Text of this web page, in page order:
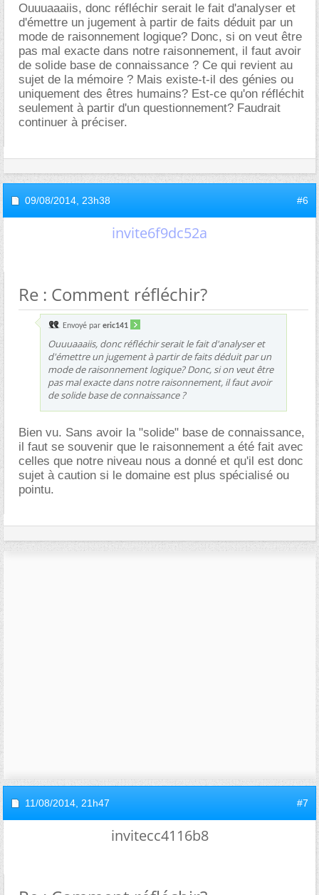
Ouuuaaaiis, donc réfléchir serait le fait d'analyser et
d'émettre un jugement à partir de faits déduit par un
mode de raisonnement logique? Donc, si on veut être
pas mal exacte dans notre raisonnement, il faut avoir
de solide base de connaissance ? Ce qui revient au
sujet de la mémoire ? Mais existe-t-il des génies ou
uniquement des êtres humains? Est-ce qu'on réfléchit
seulement à partir d'un questionnement? Faudrait
continuer à préciser.
09/08/2014, 23h38 #6
invite6f9dc52a
Re : Comment réfléchir?
Envoyé par eric141
Ouuuaaaiis, donc réfléchir serait le fait d'analyser et
d'émettre un jugement à partir de faits déduit par un
mode de raisonnement logique? Donc, si on veut être
pas mal exacte dans notre raisonnement, il faut avoir
de solide base de connaissance ?
Bien vu. Sans avoir la "solide" base de connaissance,
il faut se souvenir que le raisonnement a été fait avec
celles que notre niveau nous a donné et qu'il est donc
sujet à caution si le domaine est plus spécialisé ou
pointu.
11/08/2014, 21h47 #7
invitecc4116b8